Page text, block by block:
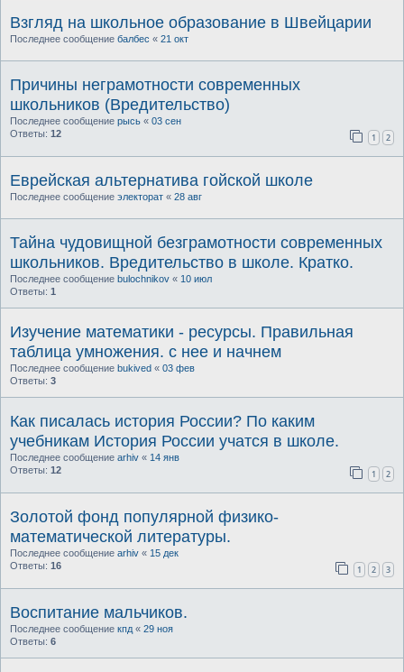
Взгляд на школьное образование в Швейцарии
Последнее сообщение балбес « 21 окт
Причины неграмотности современных
школьников (Вредительство)
Последнее сообщение рысь « 03 сен
Ответы: 12 1 2
Еврейская альтернатива гойской школе
Последнее сообщение электорат « 28 авг
Тайна чудовищной безграмотности современных
школьников. Вредительство в школе. Кратко.
Последнее сообщение bulochnikov « 10 июл
Ответы: 1
Изучение математики - ресурсы. Правильная
таблица умножения. с нее и начнем
Последнее сообщение bukived « 03 фев
Ответы: 3
Как писалась история России? По каким
учебникам История России учатся в школе.
Последнее сообщение arhiv « 14 янв
Ответы: 12 1 2
Золотой фонд популярной физико-
математической литературы.
Последнее сообщение arhiv « 15 дек
Ответы: 16 1 2 3
Воспитание мальчиков.
Последнее сообщение кпд« 29 ноя
Ответы: 6